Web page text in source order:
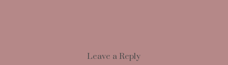
Leave a Reply